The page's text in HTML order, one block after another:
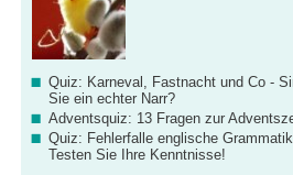
Quiz: Karneval, Fastnacht und Co -
Sie ein echter Narr?
Adventsquiz: 13 Fragen zur
Quiz: Fehlerfalle englische
Testen Sie Ihre Kenntnisse!